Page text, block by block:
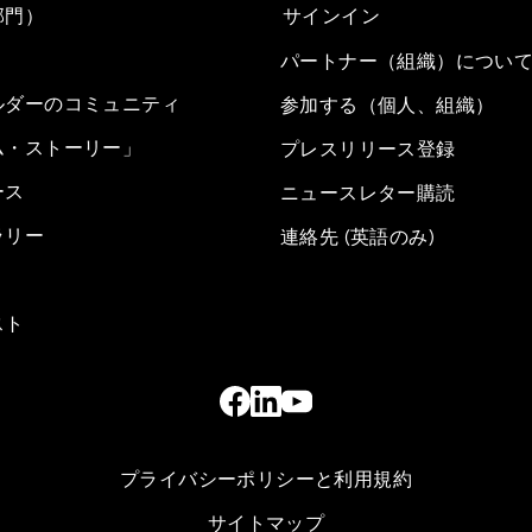
）
ーのコミュニティ
ストーリー」
リー
サインイン
パートナー（組織）につい
参加する（個人、組織）
プレスリリース登録
ニュースレター購読
連絡先 (英語のみ)
プライバシーポリシーと利用規約
サイトマップ